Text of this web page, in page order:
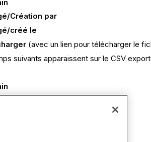
Création par
créé le
(avec un lien pour télécharger le
suivants apparaissent sur le CSV
créé le